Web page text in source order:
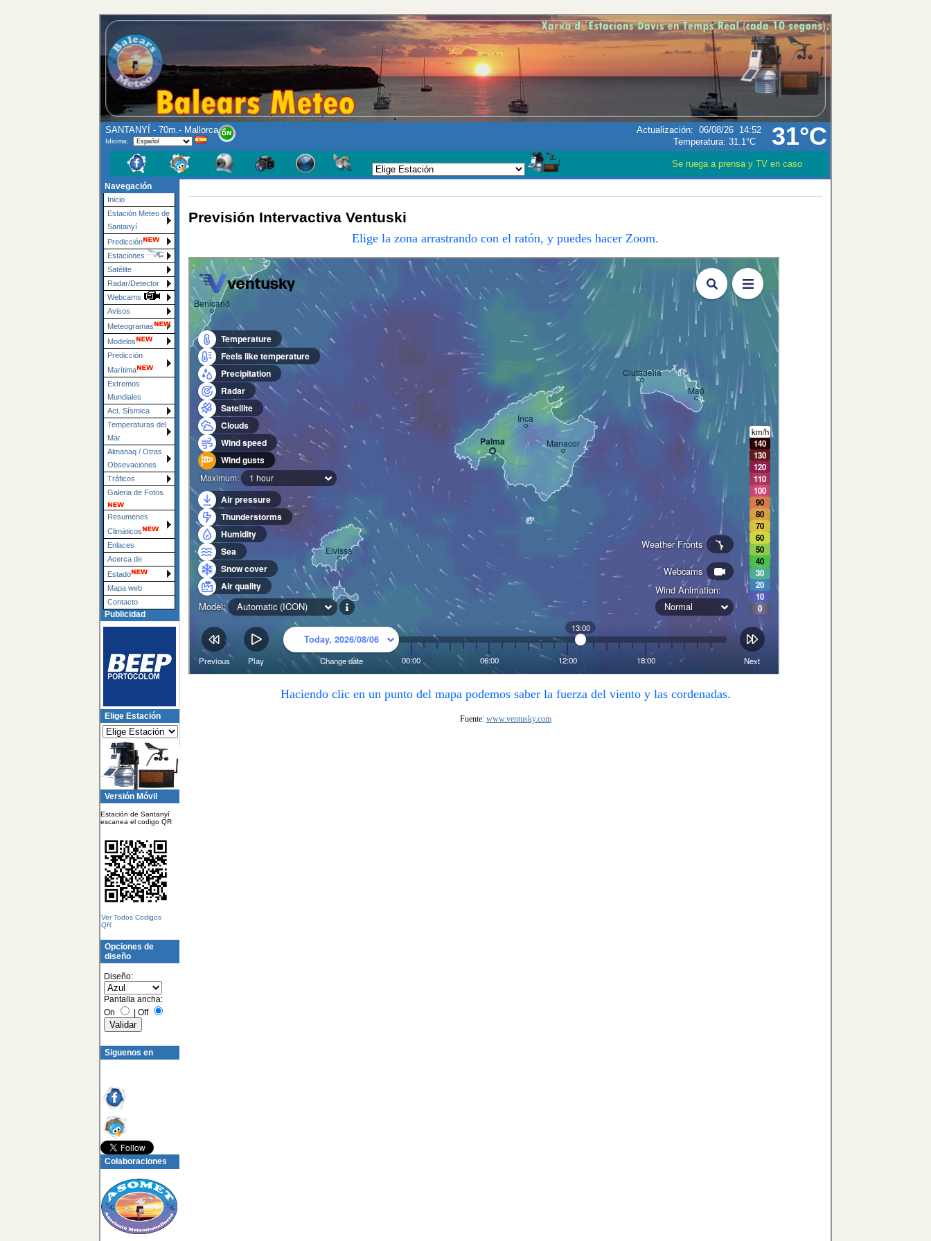
31°C
SANTANYÍ - 70m.- Mallorca
Idioma:
Actualización: 06/08/26 14:52
Temperatura: 31.1°C
Se ruega a prensa y TV en caso que utilizen los datos
Navegación
Inicio
Estación Meteo de
Santanyí
Predicción
Estaciones
Satélite
Radar/Detector
Webcams
Avisos
Meteogramas
Modelos
Predicción
Marítima
Extremos
Mundiales
Act. Sísmica
Temperaturas del
Mar
Almanaq / Otras
Obsevaciones
Tráficos
Galeria de Fotos
Resumenes
Climáticos
Enlaces
Acerca de
Estado
Mapa web
Contacto
Publicidad
Elige Estación
Versión Móvil
Estación de Santanyí
escanea el codigo QR
Ver Todos Codigos
QR
Opciones de
diseño
Diseño:
Pantalla ancha:
On
Off
Siguenos en
Colaboraciones
Previsión Intervactiva Ventuski
Elige la zona arrastrando con el ratón, y puedes hacer Zoom.
Haciendo clic en un punto del mapa podemos saber la fuerza del viento y las cordenadas.
Fuente: www.ventusky.com